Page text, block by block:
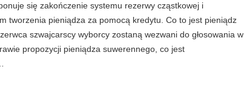
się zakończenie systemu rezerwy cząstkowej i
tworzenia pieniądza za pomocą kredytu. Co to jest pieniądz
szwajcarscy wyborcy zostaną wezwani do głosowania w
propozycji pieniądza suwerennego, co jest